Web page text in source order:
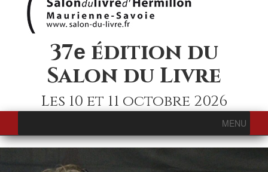
37e édition du
Salon du Livre
Les 10 et 11 octobre 2026
MENU